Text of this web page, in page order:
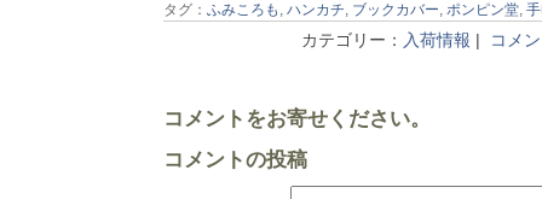
タグ： ふみころも , ハンカチ, ブックカバー, ポンピン堂,
カテゴリー： 入荷情報 | コメ
コメントをお寄せください。
コメントの投稿